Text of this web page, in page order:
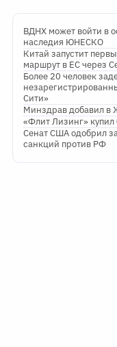
ВДНХ может войти в
наследия ЮНЕСКО
Китай запустит
маршрут в ЕС через
Более 20 человек
Сити»
Минздрав добавил в
«Флит Лизинг»
Сенат США одобрил
санкций против РФ